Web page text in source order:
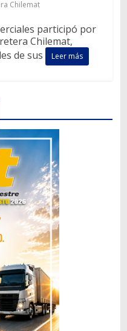
Chilemat
participó por
Chilemat,
de sus
Leer más